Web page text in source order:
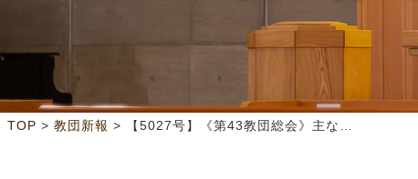
TOP > 教団新報 > 【5027号】《第43教団総会》主な総会議事結果（2面）